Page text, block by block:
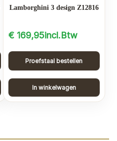
Lamborghini 3 design Z12816
€169,95incl.Btw
Proefstaal bestellen
In winkelwagen